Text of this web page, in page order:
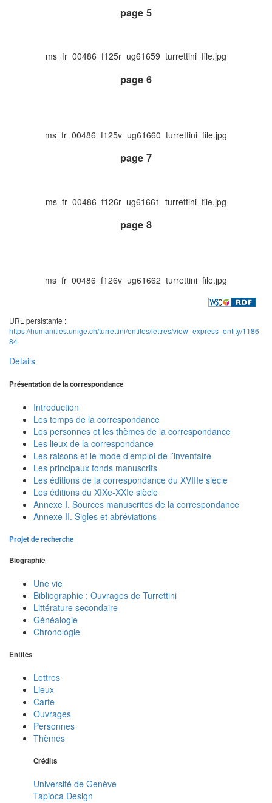
page 5
ms_fr_00486_f125r_ug61659_turrettini_file.jpg
page 6
ms_fr_00486_f125v_ug61660_turrettini_file.jpg
page 7
ms_fr_00486_f126r_ug61661_turrettini_file.jpg
page 8
ms_fr_00486_f126v_ug61662_turrettini_file.jpg
URL persistante :
https://humanities.unige.ch/turrettini/entites/lettres/view_express_entity/1186
84
Détails
Présentation de la correspondance
Introduction
Les temps de la correspondance
Les personnes et les thèmes de la correspondance
Les lieux de la correspondance
Les raisons et le mode d’emploi de l’inventaire
Les principaux fonds manuscrits
Les éditions de la correspondance du XVIIIe siècle
Les éditions du XIXe-XXIe siècle
Annexe I. Sources manuscrites de la correspondance
Annexe II. Sigles et abréviations
Projet de recherche
Biographie
Une vie
Bibliographie : Ouvrages de Turrettini
Littérature secondaire
Généalogie
Chronologie
Entités
Lettres
Lieux
Carte
Ouvrages
Personnes
Thèmes
Crédits
Université de Genève
Tapioca Design